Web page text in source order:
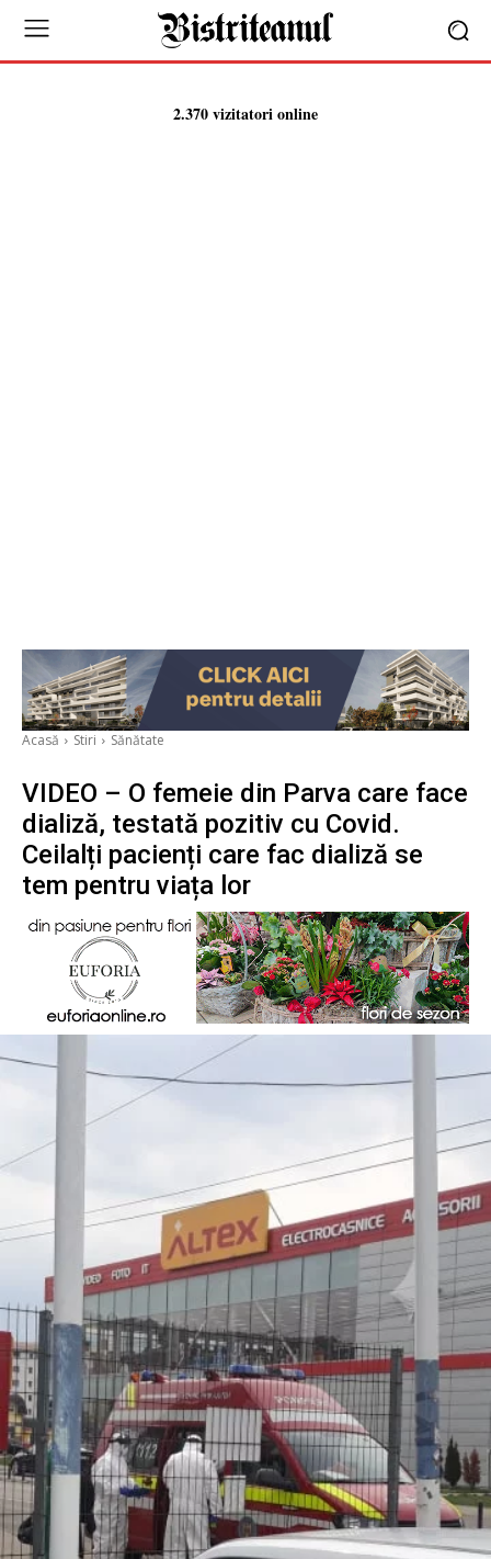
2.370 vizitatori online
Acasă Stiri Sănătate
VIDEO – O femeie din Parva care face
dializă, testată pozitiv cu Covid.
Ceilalți pacienți care fac dializă se
tem pentru viața lor